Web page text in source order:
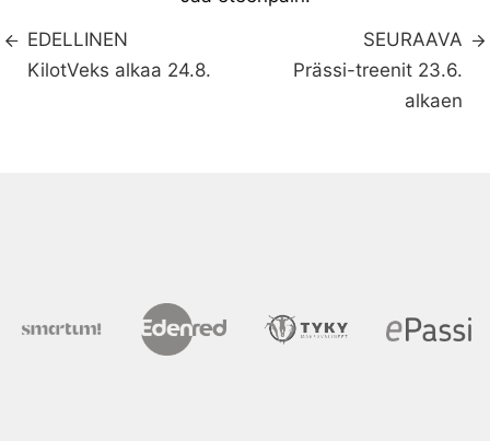
EDELLINEN
KilotVeks alkaa 24.8.
SEURAAVA
Prässi-treenit 23.6.
alkaen